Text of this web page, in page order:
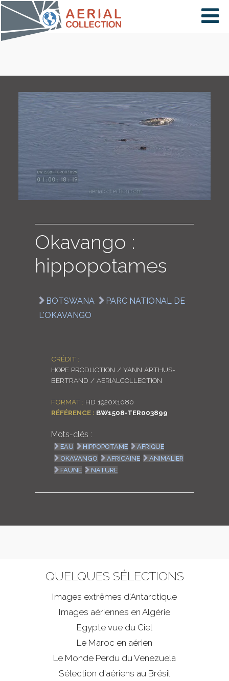
×
PAYS
CARTE
COLLECTIONS
ENGLISH
Okavango :
hippopotames
BOTSWANA
PARC NATIONAL DE
L'OKAVANGO
CRÉDIT :
HOPE PRODUCTION / YANN ARTHUS-
BERTRAND / AERIALCOLLECTION
FORMAT : HD 1920X1080
RÉFÉRENCE : BW1508-TER003899
Mots-clés :
EAU HIPPOPOTAME
AFRIQUE
OKAVANGO
AFRICAINE
ANIMALIER
FAUNE
NATURE
QUELQUES SÉLECTIONS
Images extrêmes d'Antarctique
Images aériennes en Algérie
Egypte vue du Ciel
Le Maroc en aérien
Le Monde Perdu du Venezuela
Sélection d'aériens au Brésil